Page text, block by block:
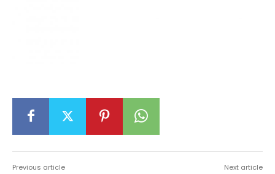
Previous article Next article